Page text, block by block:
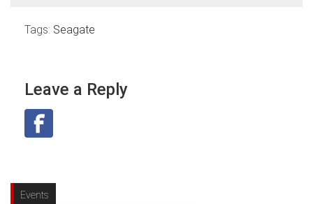
Tags: Seagate
Leave a Reply
Events